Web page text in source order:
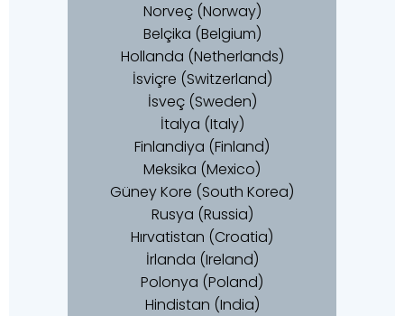
Norveç (Norway)
Belçika (Belgium)
Hollanda (Netherlands)
İsviçre (Switzerland)
İsveç (Sweden)
İtalya (Italy)
Finlandiya (Finland)
Meksika (Mexico)
Güney Kore (South Korea)
Rusya (Russia)
Hırvatistan (Croatia)
İrlanda (Ireland)
Polonya (Poland)
Hindistan (India)